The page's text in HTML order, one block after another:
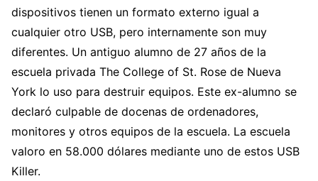
dispositivos tienen un formato externo igual a
cualquier otro USB, pero internamente son muy
diferentes. Un antiguo alumno de 27 años de la
escuela privada The College of St. Rose de Nueva
York lo uso para destruir equipos. Este ex-alumno se
declaró culpable de docenas de ordenadores,
monitores y otros equipos de la escuela. La escuela
valoro en 58.000 dólares mediante uno de estos USB
Killer.